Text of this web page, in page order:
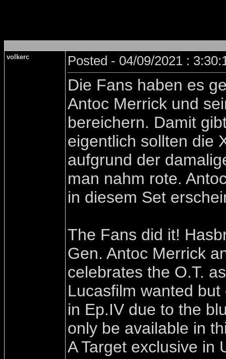
volkerc Posted - 04/09/2021 :
Die Fans haben es
Antoc Merrick und
bereichern. Damit
eigentlich sollten die
aufgrund der
man nahm rote.
in diesem Set
The Fans did it!
Gen. Antoc Merrick
celebrates the O.T.
Lucasfilm wanted
in Ep.IV due to the
only be available in
A Target exclusive in